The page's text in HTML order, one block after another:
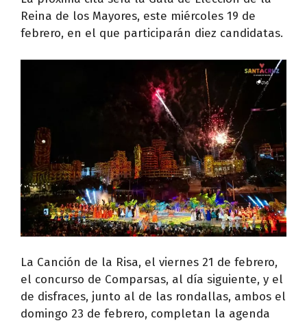
Reina de los Mayores, este miércoles 19 de
febrero, en el que participarán diez candidatas.
La Canción de la Risa, el viernes 21 de febrero,
el concurso de Comparsas, al día siguiente, y el
de disfraces, junto al de las rondallas, ambos el
domingo 23 de febrero, completan la agenda